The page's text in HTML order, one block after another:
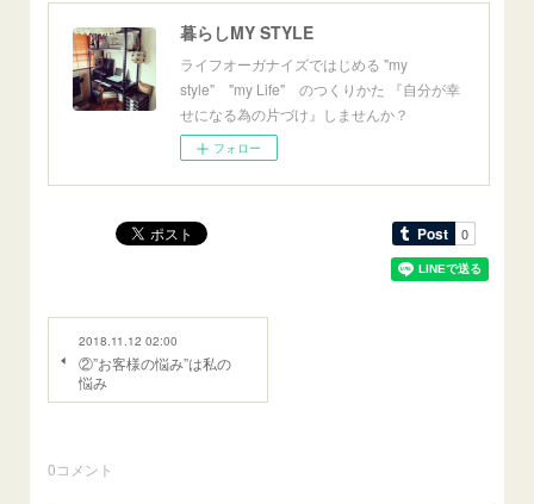
暮らしMY STYLE
ライフオーガナイズではじめる "my
style" "my Life" のつくりかた 『自分が幸
せになる為の片づけ』しませんか？
フォロー
2018.11.12 02:00
②”お客様の悩み”は私の
悩み
0コメント